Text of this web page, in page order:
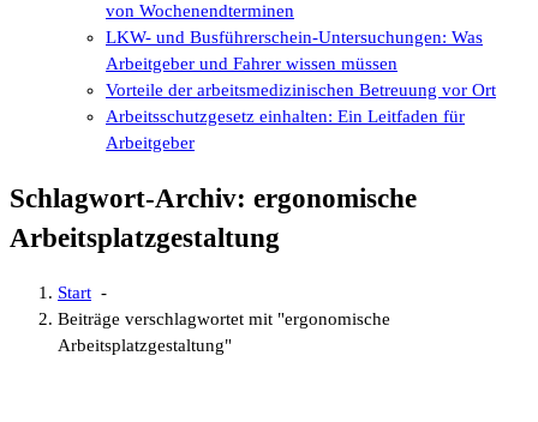
von Wochenendterminen
LKW- und Busführerschein-Untersuchungen: Was
Arbeitgeber und Fahrer wissen müssen
Vorteile der arbeitsmedizinischen Betreuung vor Ort
Arbeitsschutzgesetz einhalten: Ein Leitfaden für
Arbeitgeber
Schlagwort-Archiv: ergonomische
Arbeitsplatzgestaltung
Start -
Beiträge verschlagwortet mit "ergonomische
Arbeitsplatzgestaltung"